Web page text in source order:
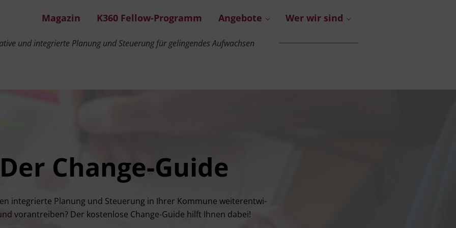
für gelingendes Aufwachsen
Magazin K360 Fellow-Programm Angebote Wer wir sind
und integrierte Planung und Steuerung für gelingendes Aufwachsen
Der Change-Guide
inte­grier­te Pla­nung und Steue­rung in Ihrer Kom­mu­ne wei­ter­ent­wi­
vor­an­trei­ben? Der kos­ten­lo­se Chan­ge-Gui­de hilft Ihnen dabei!